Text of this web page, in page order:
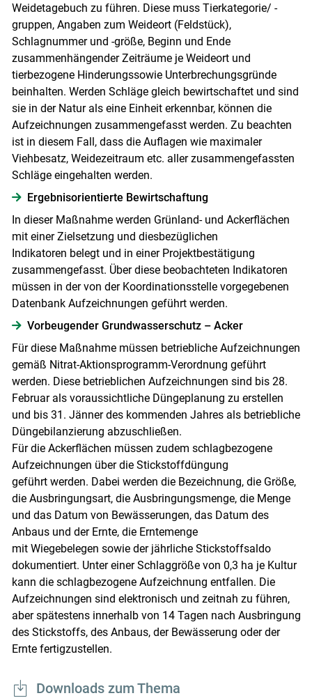
Weidetagebuch zu führen. Diese muss Tierkategorie/ -
gruppen, Angaben zum Weideort (Feldstück),
Schlagnummer und -größe, Beginn und Ende
zusammenhängender Zeiträume je Weideort und
tierbezogene Hinderungssowie Unterbrechungsgründe
beinhalten. Werden Schläge gleich bewirtschaftet und sind
sie in der Natur als eine Einheit erkennbar, können die
Aufzeichnungen zusammengefasst werden. Zu beachten
ist in diesem Fall, dass die Auflagen wie maximaler
Viehbesatz, Weidezeitraum etc. aller zusammengefassten
Schläge eingehalten werden.
Ergebnisorientierte Bewirtschaftung
In dieser Maßnahme werden Grünland- und Ackerflächen
mit einer Zielsetzung und diesbezüglichen
Indikatoren belegt und in einer Projektbestätigung
zusammengefasst. Über diese beobachteten Indikatoren
müssen in der von der Koordinationsstelle vorgegebenen
Datenbank Aufzeichnungen geführt werden.
Vorbeugender Grundwasserschutz – Acker
Für diese Maßnahme müssen betriebliche Aufzeichnungen
gemäß Nitrat-Aktionsprogramm-Verordnung geführt
werden. Diese betrieblichen Aufzeichnungen sind bis 28.
Februar als voraussichtliche Düngeplanung zu erstellen
und bis 31. Jänner des kommenden Jahres als betriebliche
Düngebilanzierung abzuschließen.
Für die Ackerflächen müssen zudem schlagbezogene
Aufzeichnungen über die Stickstoffdüngung
geführt werden. Dabei werden die Bezeichnung, die Größe,
die Ausbringungsart, die Ausbringungsmenge, die Menge
und das Datum von Bewässerungen, das Datum des
Anbaus und der Ernte, die Erntemenge
mit Wiegebelegen sowie der jährliche Stickstoffsaldo
dokumentiert. Unter einer Schlaggröße von 0,3 ha je Kultur
kann die schlagbezogene Aufzeichnung entfallen. Die
Aufzeichnungen sind elektronisch und zeitnah zu führen,
aber spätestens innerhalb von 14 Tagen nach Ausbringung
des Stickstoffs, des Anbaus, der Bewässerung oder der
Ernte fertigzustellen.
Downloads zum Thema